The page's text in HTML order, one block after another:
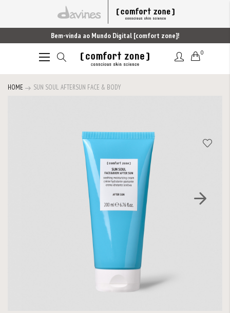
Bem-vinda ao Mundo Digital [comfort zone]!
Alternar
0
HOME SUN SOUL AFTERSUN FACE & BODY